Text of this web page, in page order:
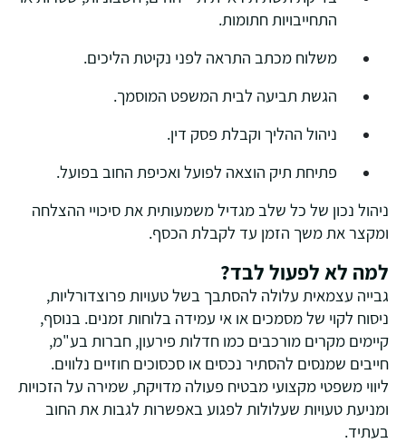
התחייבויות חתומות.
משלוח מכתב התראה לפני נקיטת הליכים.
הגשת תביעה לבית המשפט המוסמך.
ניהול ההליך וקבלת פסק דין.
פתיחת תיק הוצאה לפועל ואכיפת החוב בפועל.
ניהול נכון של כל שלב מגדיל משמעותית את סיכויי ההצלחה
ומקצר את משך הזמן עד לקבלת הכסף.
למה לא לפעול לבד?
גבייה עצמאית עלולה להסתבך בשל טעויות פרוצדורליות,
ניסוח לקוי של מסמכים או אי עמידה בלוחות זמנים. בנוסף,
קיימים מקרים מורכבים כמו חדלות פירעון, חברות בע"מ,
חייבים שמנסים להסתיר נכסים או סכסוכים חוזיים נלווים.
ליווי משפטי מקצועי מבטיח פעולה מדויקת, שמירה על הזכויות
ומניעת טעויות שעלולות לפגוע באפשרות לגבות את החוב
בעתיד.